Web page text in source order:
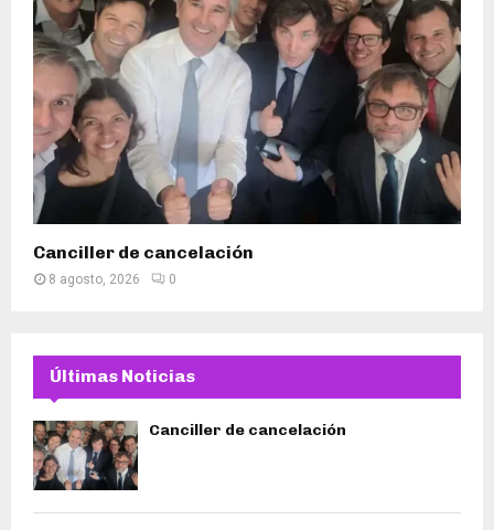
Canciller de cancelación
8 agosto, 2026 0
Últimas Noticias
Canciller de cancelación